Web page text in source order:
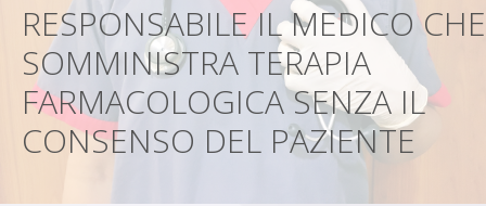
RESPONSABILE IL MEDICO CHE
SOMMINISTRA TERAPIA
FARMACOLOGICA SENZA IL
CONSENSO DEL PAZIENTE